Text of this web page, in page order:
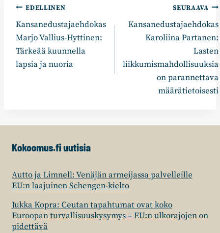
Artikkelien
selaus
EDELLINEN
Kansanedustajaehdokas
Marjo Vallius-Hyttinen:
Tärkeää kuunnella
lapsia ja nuoria
SEURAAVA
Kansanedustajaehdokas
Karoliina Partanen:
Lasten
liikkumismahdollisuuksia
on parannettava
määrätietoisesti
Kokoomus.fi uutisia
Autto ja Limnell: Venäjän armeijassa palvelleille
EU:n laajuinen Schengen-kielto
Jukka Kopra: Ceutan tapahtumat ovat koko
Euroopan turvallisuuskysymys – EU:n ulkorajojen on
pidettävä